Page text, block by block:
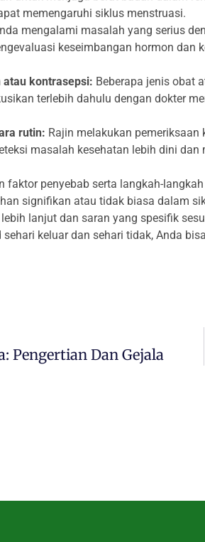
memengaruhi siklus menstruasi.
mengalami masalah yang serius
keseimbangan hormon dan
kontrasepsi: Beberapa jenis obat
terlebih dahulu dengan dokter
rutin: Rajin melakukan pemeriksaan
masalah kesehatan lebih dini
faktor penyebab serta langkah-
signifikan atau tidak biasa dalam
lanjut dan saran yang spesifik
keluar dan sehari tidak, Anda
Pengertian Dan Gejala